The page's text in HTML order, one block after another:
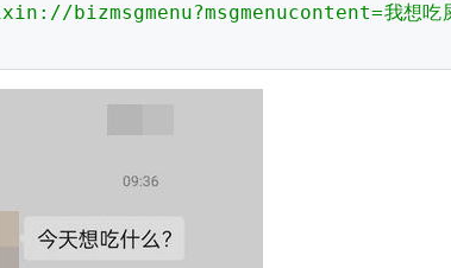
bizmsgmenu?msgmenucontent=我想吃